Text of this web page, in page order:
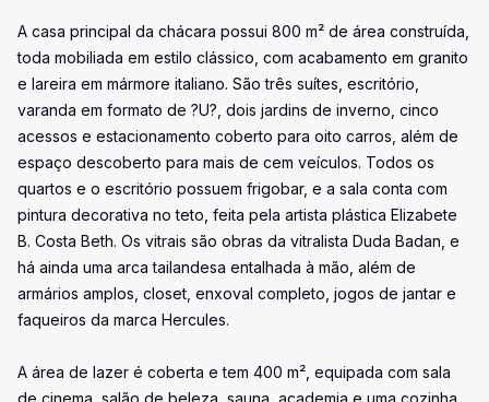
A casa principal da chácara possui 800 m² de área construída,
toda mobiliada em estilo clássico, com acabamento em granito
e lareira em mármore italiano. São três suítes, escritório,
varanda em formato de ?U?, dois jardins de inverno, cinco
acessos e estacionamento coberto para oito carros, além de
espaço descoberto para mais de cem veículos. Todos os
quartos e o escritório possuem frigobar, e a sala conta com
pintura decorativa no teto, feita pela artista plástica Elizabete
B. Costa Beth. Os vitrais são obras da vitralista Duda Badan, e
há ainda uma arca tailandesa entalhada à mão, além de
armários amplos, closet, enxoval completo, jogos de jantar e
faqueiros da marca Hercules.
A área de lazer é coberta e tem 400 m², equipada com sala
de cinema, salão de beleza, sauna, academia e uma cozinha